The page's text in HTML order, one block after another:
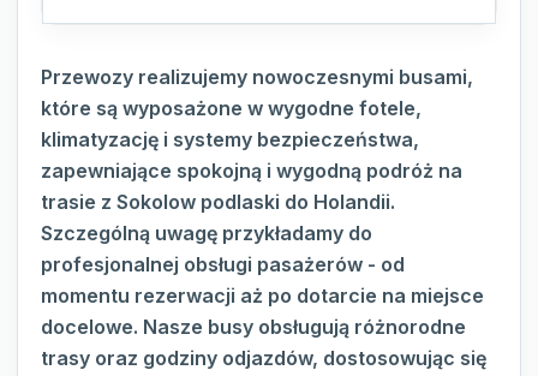
Przewozy realizujemy nowoczesnymi busami,
które są wyposażone w wygodne fotele,
klimatyzację i systemy bezpieczeństwa,
zapewniające spokojną i wygodną podróż na
trasie z Sokolow podlaski do Holandii.
Szczególną uwagę przykładamy do
profesjonalnej obsługi pasażerów - od
momentu rezerwacji aż po dotarcie na miejsce
docelowe. Nasze busy obsługują różnorodne
trasy oraz godziny odjazdów, dostosowując się